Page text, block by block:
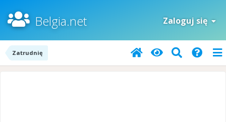
Belgia.net Zaloguj się
Zatrudnię